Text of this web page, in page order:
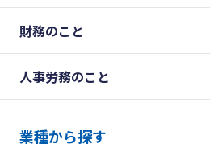
財務のこと
人事労務のこと
業種から探す